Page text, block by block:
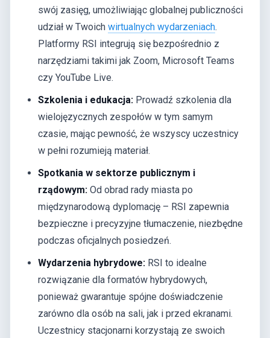
swój zasięg, umożliwiając globalnej publiczności
udział w Twoichwirtualnych wydarzeniach.
Platformy RSI integrują się bezpośrednio z
narzędziami takimi jak Zoom, Microsoft Teams
czy YouTube Live.
Szkolenia i edukacja: Prowadź szkolenia dla
wielojęzycznych zespołów w tym samym
czasie, mając pewność, że wszyscy uczestnicy
w pełni rozumieją materiał.
Spotkania w sektorze publicznym i
rządowym: Od obrad rady miasta po
międzynarodową dyplomację – RSI zapewnia
bezpieczne i precyzyjne tłumaczenie, niezbędne
podczas oficjalnych posiedzeń.
Wydarzenia hybrydowe: RSI to idealne
rozwiązanie dla formatów hybrydowych,
ponieważ gwarantuje spójne doświadczenie
zarówno dla osób na sali, jak i przed ekranami.
Uczestnicy stacjonarni korzystają ze swoich